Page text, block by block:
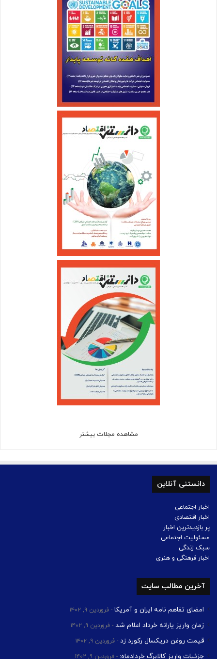
مشاهده مجلات بیشتر
دانستنی آنلاین
اخبار اجتماعی
اخبار اقتصادی
پر بازدیدترین اخبار
مسئولیت اجتماعی
سبک زندگی
اخبار فرهنگی و هنری
آخرین مطالب سایت
امضای تفاهم نامه ایران و آمریکا فروردین ۹, ۱۴۰۲
زمان واریز یارانه خرداد اعلام شد فروردین ۹, ۱۴۰۲
قیمت روغن دریکسال رکورد زد فروردین ۹, ۱۴۰۲
جزئیات واریز کالابرگ خردادماه: فروردین ۹, ۱۴۰۲